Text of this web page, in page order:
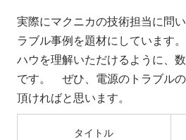
サポート
お問い合わせ
製品購入はこちら
実際にマクニカの技術担当に問
ラブル事例を題材にしています
ハウを理解いただけるように、
です。 ぜひ、電源のトラブル
頂ければと思います。
タイトル